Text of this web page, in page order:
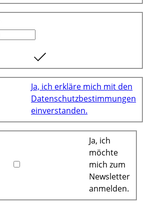
Ja, ich erkläre mich mit den
Datenschutzbestimmungen
einverstanden.
Ja, ich
möchte
mich zum
Newsletter
anmelden.